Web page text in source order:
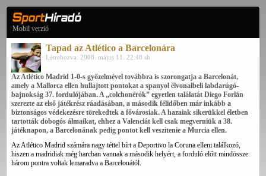
Mobil verzió
Tapad az Atlético a Barcelonára
Létrehozva: 2008. május 11. 22:48 sh
Az Atlético Madrid 1-0-s győzelmével továbbra is szorongatja a Barcelonát,
amely a Mallorca ellen hullajtott pontokat a spanyol élvonalbeli labdarúgó-
bajnokság 37. fordulójában. A „colchonérók” egyetlen találatát Diego Forlán
szerezte az első játékrész ráadásában, a második félidőben már inkább a
biztonságos védekezésre törekedtek a fővárosiak. A hazaiak sikerükkel életben
tartották dobogós álmaikat, ehhez a Valenciát kell csak megverniük a 38.
játéknapon, a Barcelonának pedig pontot kell veszítenie a Murcia ellen.
Az Atlético Madrid számára nagy téttel bírt a Deportivo la Coruna elleni találkozó,
hiszen a madridiak még harcban vannak a második helyért, a forduló előtt mindössze
három pontra voltak lemaradva a Barcelonától.